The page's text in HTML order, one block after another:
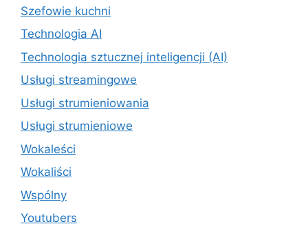
Szefowie kuchni
Technologia AI
Technologia sztucznej inteligencji (AI)
Usługi streamingowe
Usługi strumieniowania
Usługi strumieniowe
Wokaleści
Wokaliści
Wspólny
Youtubers